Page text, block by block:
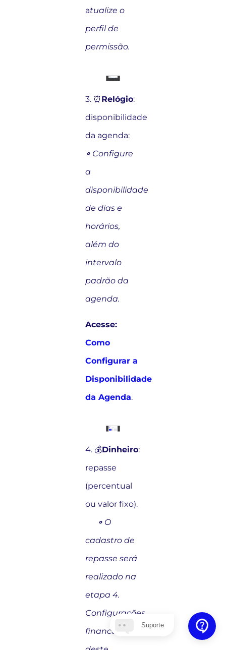
atualize o
perfil de
permissão.
3. ⏰ Relógio:
disponibilidade
da agenda:
∘ Configure
a
disponibilidade
de dias e
horários,
além do
intervalo
padrão da
agenda.
Acesse:
Como
Configurar a
Disponibilidade
da Agenda.
4. 💰Dinheiro:
repasse
(percentual
ou valor fixo).
∘ O
cadastro de
repasse será
realizado na
etapa 4.
Configurações
financeiras
Suporte